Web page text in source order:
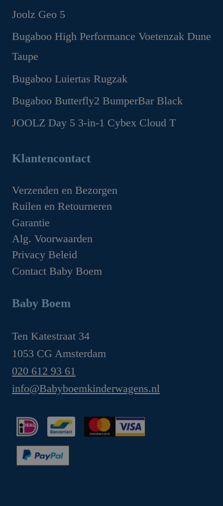
Joolz Geo 5
Oorspronkelijke
prijs
was:
€1,299.00.
Huidige
prijs
is:
€1,169.00.
Bugaboo High Performance Voetenzak Dune
Taupe
Oorspronkelijke
prijs
was:
Huidige
prijs
is:
Bugaboo Luiertas Rugzak
Oorspronkelijke
prijs
was:
Huidige
prijs
is:
Bugaboo Butterfly2 BumperBar Black
Oorspronkelijke
€49.95.
Huidige
€44.95.
JOOLZ Day 5 3-in-1 Cybex Cloud T
prijs
prijs
Klantencontact
Verzenden en Bezorgen
Ruilen en Retourneren
Garantie
Alg. Voorwaarden
Privacy Beleid
Contact Baby Boem
Baby Boem
Ten Katestraat 34
1053 CG Amsterdam
020 612 93 61
info@Babyboemkinderwagens.nl